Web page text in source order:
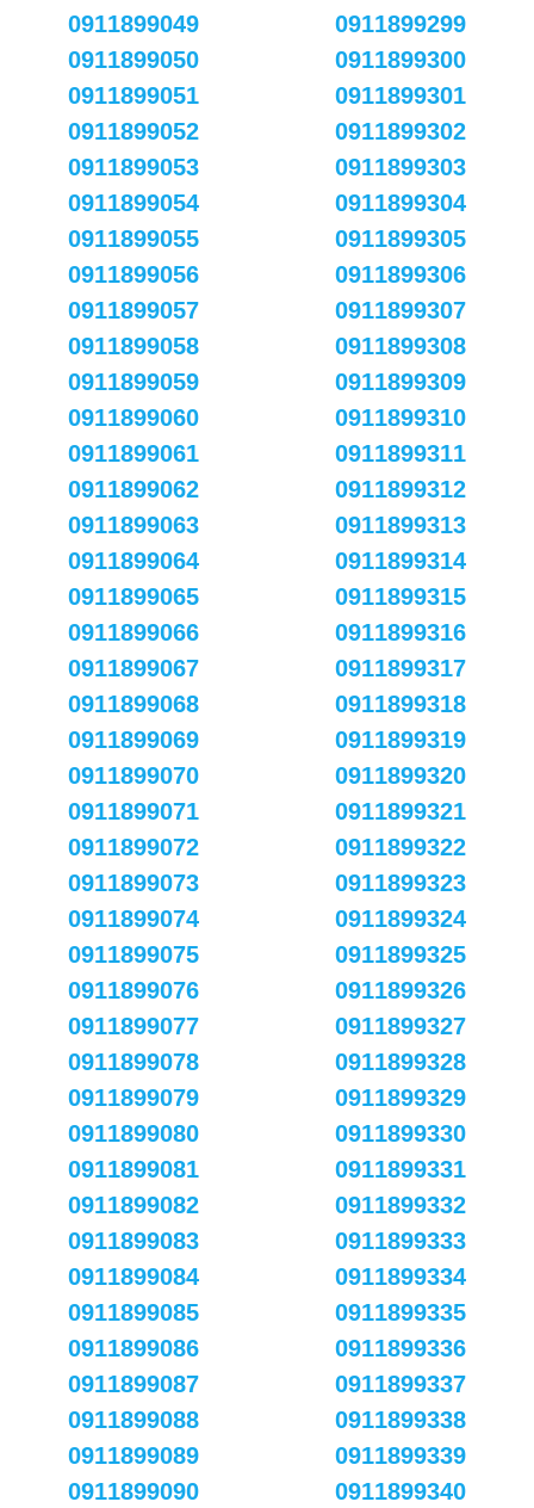
0911899049
0911899050
0911899051
0911899052
0911899053
0911899054
0911899055
0911899056
0911899057
0911899058
0911899059
0911899060
0911899061
0911899062
0911899063
0911899064
0911899065
0911899066
0911899067
0911899068
0911899069
0911899070
0911899071
0911899072
0911899073
0911899074
0911899075
0911899076
0911899077
0911899078
0911899079
0911899080
0911899081
0911899082
0911899083
0911899084
0911899085
0911899086
0911899087
0911899088
0911899089
0911899090
0911899299
0911899300
0911899301
0911899302
0911899303
0911899304
0911899305
0911899306
0911899307
0911899308
0911899309
0911899310
0911899311
0911899312
0911899313
0911899314
0911899315
0911899316
0911899317
0911899318
0911899319
0911899320
0911899321
0911899322
0911899323
0911899324
0911899325
0911899326
0911899327
0911899328
0911899329
0911899330
0911899331
0911899332
0911899333
0911899334
0911899335
0911899336
0911899337
0911899338
0911899339
0911899340